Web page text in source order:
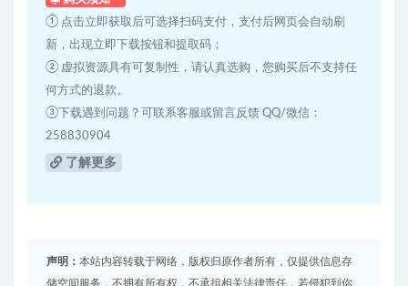
① 点击立即获取后可选择扫码支付，支付后网页会自动刷
新，出现立即下载按钮和提取码；
② 虚拟资源具有可复制性，请认真选购，您购买后不支持任
何方式的退款。
③下载遇到问题？可联系客服或留言反馈 QQ/微信：
258830904
了解更多
声明： 本站内容转载于网络，版权归原作者所有，仅提供信息存
储空间服务，不拥有所有权，不承担相关法律责任，若侵犯到你